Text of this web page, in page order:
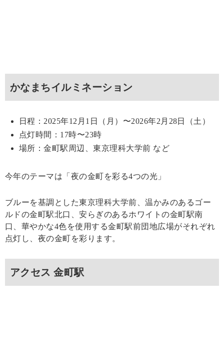
かなまちイルミネーション
日程：2025年12月1日（月）〜2026年2月28日（土）
点灯時間：17時〜23時
場所：金町駅周辺、東京理科大学前 など
今年のテーマは「夜の金町を彩る4つの光」
ブルーを基調とした東京理科大学前、温かみのあるゴー
ルドの金町駅北口、安らぎのあるホワイトの金町駅南
口、華やかな4色を使用する金町駅前団地広場がそれぞれ
点灯し、夜の金町を彩ります。
アクセス 金町駅